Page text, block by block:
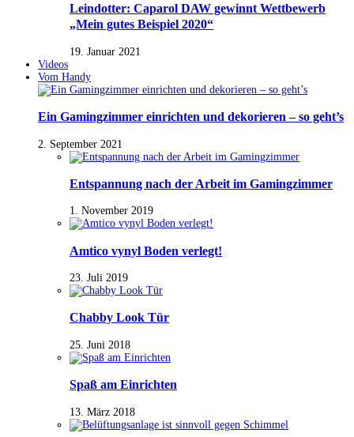
Leindotter: Caparol DAW gewinnt Wettbewerb
„Mein gutes Beispiel 2020“
19. Januar 2021
Videos
Vom Handy
Ein Gamingzimmer einrichten und dekorieren – so geht’s
2. September 2021
Entspannung nach der Arbeit im Gamingzimmer
1. November 2019
Amtico vynyl Boden verlegt!
23. Juli 2019
Chabby Look Tür
25. Juni 2018
Spaß am Einrichten
13. März 2018